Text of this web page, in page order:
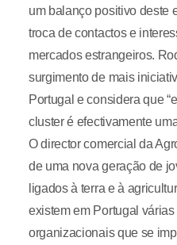
um balanço positivo deste
troca de contactos e
mercados estrangeiros.
surgimento de mais
Portugal e considera que
cluster é efectivamente
O director comercial da
de uma nova geração de
ligados à terra e à
existem em Portugal
organizacionais que se